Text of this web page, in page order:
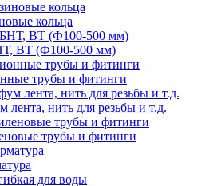
кольца
ВТ (Ф100-500 мм)
трубы и фитинги
лента, нить для резьбы и т.д.
трубы и фитинги